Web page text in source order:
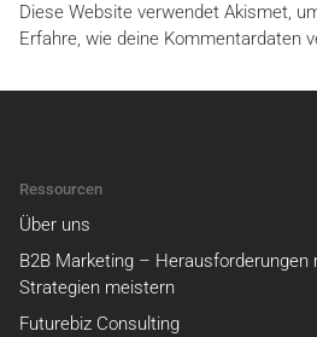
Diese Website verwendet Akismet,
Erfahre, wie deine Kommentardaten
Ressourcen
Über uns
B2B Marketing – Herausforderungen
Strategien meistern
Futurebiz Consulting